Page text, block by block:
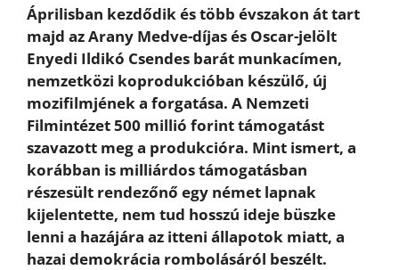
Áprilisban kezdődik és több évszakon át tart
majd az Arany Medve-díjas és Oscar-jelölt
Enyedi Ildikó Csendes barát munkacímen,
nemzetközi koprodukcióban készülő, új
mozifilmjének a forgatása. A Nemzeti
Filmintézet 500 millió forint támogatást
szavazott meg a produkcióra. Mint ismert, a
korábban is milliárdos támogatásban
részesült rendezőnő egy német lapnak
kijelentette, nem tud hosszú ideje büszke
lenni a hazájára az itteni állapotok miatt, a
hazai demokrácia rombolásáról beszélt.